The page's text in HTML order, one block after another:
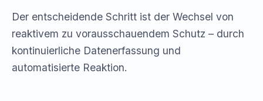
Der entscheidende Schritt ist der Wechsel von
reaktivem zu vorausschauendem Schutz – durch
kontinuierliche Datenerfassung und
automatisierte Reaktion.